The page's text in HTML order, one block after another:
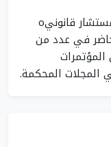
دكتوراه في القانون التجاري، محامي ومستشار قانونيo
في عدد من
المجلات المحكمة.